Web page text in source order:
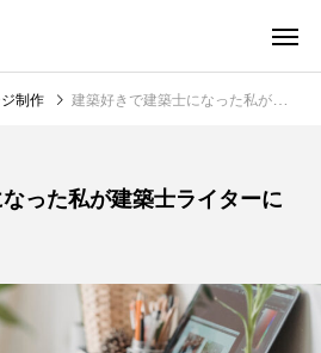
制作 建築好きで建築士になった私が建築士ライターになった訳
った私が建築士ライターに